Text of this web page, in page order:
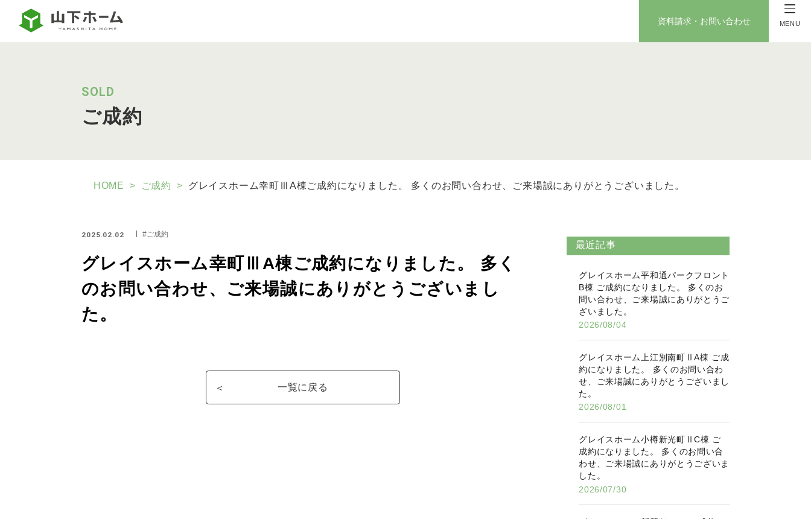
資料請求・お問い合わせ MENU
SOLD
ご成約
HOME ご成約 グレイスホーム幸町ⅢA棟ご成約になりました。 多くのお問い合わせ、ご来場誠にありがとうございました。
2025.02.02 ご成約
グレイスホーム幸町ⅢA棟ご成約になりました。 多く
のお問い合わせ、ご来場誠にありがとうございまし
た。
一覧に戻る
最近記事
グレイスホーム平和通パークフロント
B棟 ご成約になりました。 多くのお
問い合わせ、ご来場誠にありがとうご
ざいました。
2026/08/04
グレイスホーム上江別南町ⅡA棟 ご成
約になりました。 多くのお問い合わ
せ、ご来場誠にありがとうございまし
た。
2026/08/01
グレイスホーム小樽新光町ⅡC棟 ご
成約になりました。 多くのお問い合
わせ、ご来場誠にありがとうございま
した。
2026/07/30